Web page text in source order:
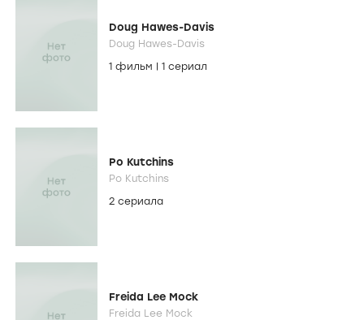
Doug Hawes-Davis
Doug Hawes-Davis
1 фильм
1 сериал
Po Kutchins
Po Kutchins
2 сериала
Freida Lee Mock
Freida Lee Mock